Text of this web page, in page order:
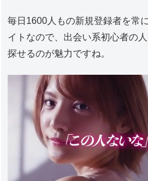
毎日1600人もの新規登録者を常
イトなので、出会い系初心者の
探せるのが魅力ですね。